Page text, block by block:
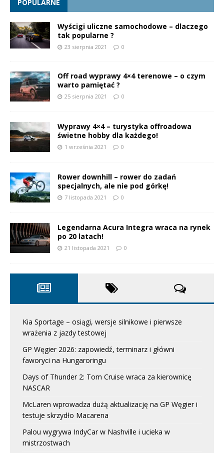
POPULARNE
Wyścigi uliczne samochodowe – dlaczego
tak popularne ?
23 sierpnia 2021 0
Off road wyprawy 4×4 terenowe – o czym
warto pamiętać ?
25 sierpnia 2021 0
Wyprawy 4×4 – turystyka offroadowa
świetne hobby dla każdego!
1 września 2021 0
Rower downhill – rower do zadań
specjalnych, ale nie pod górkę!
7 listopada 2021 0
Legendarna Acura Integra wraca na rynek
po 20 latach!
21 listopada 2021 0
Kia Sportage – osiągi, wersje silnikowe i pierwsze
wrażenia z jazdy testowej
GP Węgier 2026: zapowiedź, terminarz i główni
faworyci na Hungaroringu
Days of Thunder 2: Tom Cruise wraca za kierownicę
NASCAR
McLaren wprowadza dużą aktualizację na GP Węgier i
testuje skrzydło Macarena
Palou wygrywa IndyCar w Nashville i ucieka w
mistrzostwach